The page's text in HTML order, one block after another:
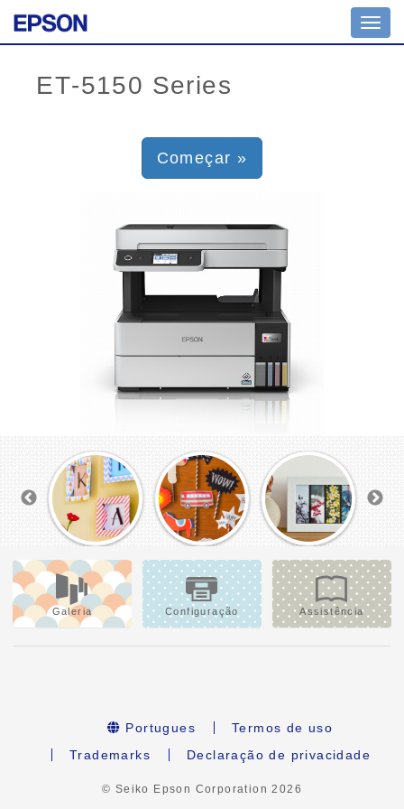
Começar »
Galeria Configuração Assistência
Portugues
Termos de uso
Trademarks
Declaração de privacidade
© Seiko Epson Corporation2026